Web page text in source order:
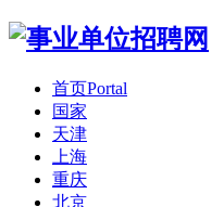
首页Portal
国家
天津
上海
重庆
北京